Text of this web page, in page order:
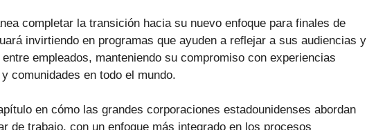
completar la transición hacia su nuevo enfoque para finales de
invirtiendo en programas que ayuden a reflejar a sus audiencias y
empleados, manteniendo su compromiso con experiencias
comunidades en todo el mundo.
en cómo las grandes corporaciones estadounidenses abordan
de trabajo, con un enfoque más integrado en los procesos